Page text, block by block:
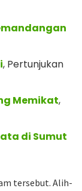
, Pertunjukan
Memikat,
di Sumut
tersebut. Alih-